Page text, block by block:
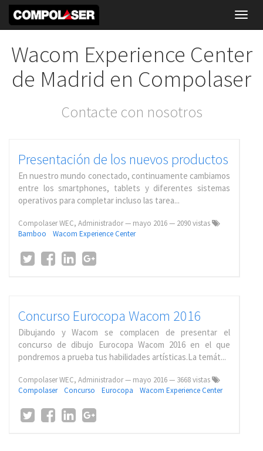
Wacom Experience Center
de Madrid en Compolaser
Contacte con nosotros
Presentación de los nuevos productos
En nuestro mundo conectado, continuamente cambiamos
entre los smartphones, tablets y diferentes sistemas
operativos para completar incluso las tarea...
Compolaser WEC, Administrador— mayo 2016— 2090 vistas
Bamboo
Wacom Experience Center
Concurso Eurocopa Wacom 2016
Dibujando y Wacom se complacen de presentar el
concurso de dibujo Eurocopa Wacom 2016 en el que
pondremos a prueba tus habilidades artísticas.La temát...
Compolaser WEC, Administrador— mayo 2016— 3668 vistas
Compolaser
Concurso Eurocopa Wacom Experience Center